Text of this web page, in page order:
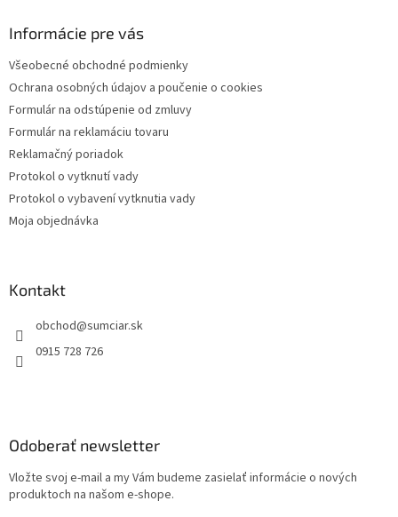
Informácie pre vás
Všeobecné obchodné podmienky
Ochrana osobných údajov a poučenie o cookies
Formulár na odstúpenie od zmluvy
Formulár na reklamáciu tovaru
Reklamačný poriadok
Protokol o vytknutí vady
Protokol o vybavení vytknutia vady
Moja objednávka
Kontakt
obchod@sumciar.sk
0915 728 726
Odoberať newsletter
Vložte svoj e-mail a my Vám budeme zasielať informácie o nových
produktoch na našom e-shope.